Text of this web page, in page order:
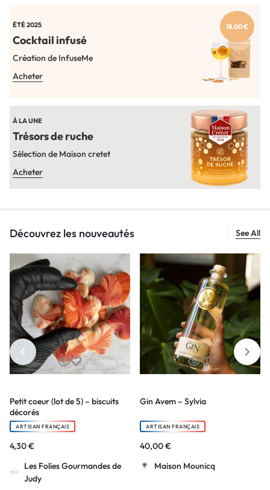
ÉTÉ 2025
Cocktail infusé
Création de InfuseMe
Acheter
18.00 €
À LA UNE
Trésors de ruche
Sélection de Maison cretet
Acheter
Découvrez les nouveautés See All
Petit coeur (lot de 5) – biscuits
décorés
ARTISAN FRANÇAIS
4,30€
Les Folies Gourmandes de
Judy
Gin Avem – Sylvia
ARTISAN FRANÇAIS
40,00€
Maison Mounicq